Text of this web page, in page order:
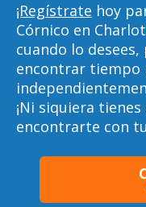
¡Regístrate hoy
Córnico en
cuando lo
encontrar tiempo
¡Ni siquiera
encontrarte con